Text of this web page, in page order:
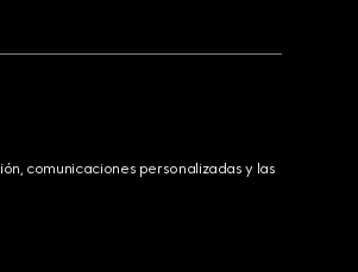
comunicaciones personalizadas y las